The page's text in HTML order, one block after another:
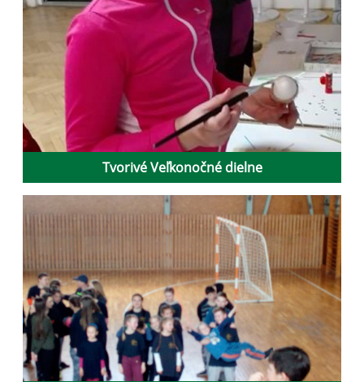
Tvorivé Veľkonočné dielne